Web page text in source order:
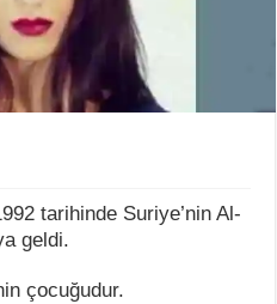
tarihinde Suriye’nin Al-
geldi.
çocuğudur.